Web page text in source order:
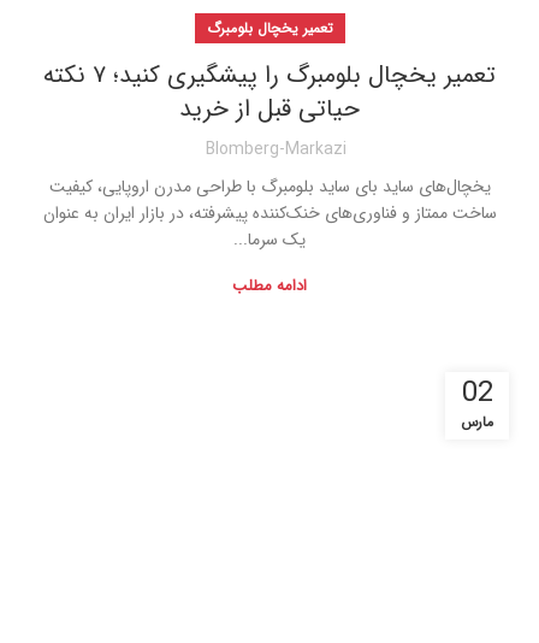
تعمیر یخچال بلومبرگ
تعمیر یخچال بلومبرگ را پیشگیری کنید؛ ۷ نکته
حیاتی قبل از خرید
Blomberg-Markazi
یخچال‌های ساید بای ساید بلومبرگ با طراحی مدرن اروپایی، کیفیت
ساخت ممتاز و فناوری‌های خنک‌کننده پیشرفته، در بازار ایران به عنوان
یک سرما...
ادامه مطلب
02
مارس